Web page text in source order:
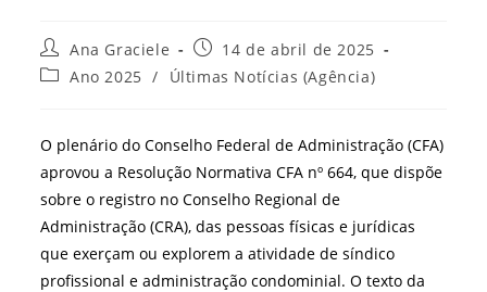
Autor
do
post:
Ana Graciele
Post
publicado:
14 de abril de 2025
Categoria
Ano 2025 / Últimas Notícias (Agência)
O plenário do Conselho Federal de Administração (CFA)
aprovou a Resolução Normativa CFA nº 664, que dispõe
sobre o registro no Conselho Regional de
Administração (CRA), das pessoas físicas e jurídicas
que exerçam ou explorem a atividade de síndico
profissional e administração condominial. O texto da